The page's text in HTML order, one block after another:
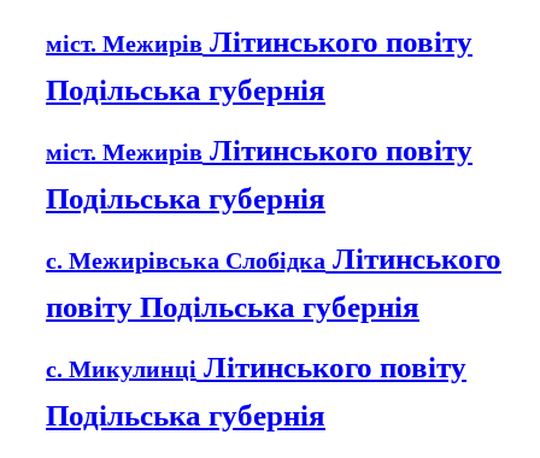
міст. Межирів Літинського повіту
Подільська губернія
міст. Межирів Літинського повіту
Подільська губернія
с. Межирівська Слобідка Літинського
повіту Подільська губернія
с. Микулинці Літинського повіту
Подільська губернія